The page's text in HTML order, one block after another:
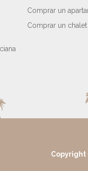
Comprar un
Comprar un chalet
Copyright